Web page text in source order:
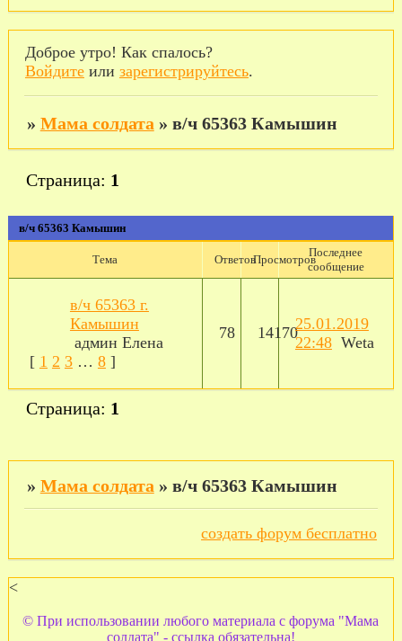
Доброе утро! Как спалось?
Войдитеили зарегистрируйтесь.
» Мама солдата » в/ч 65363 Камышин
в/ч 65363 Камышин
Страница: 1
Тема ОтветовПросмотров
Последнее
сообщение
в/ч 65363 г.
Камышин
админ Елена
[ 1 2 3 … 8 ]
78 1417025.01.2019
22:48 Weta
Страница: 1
» Мама солдата » в/ч 65363 Камышин
создать форум бесплатно
<
© При использовании любого материала с форума "Мама
солдата" - ссылка обязательна!